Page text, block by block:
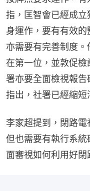
指，匡智會已經成
身運作，要有有效
亦需要有完善制度
在第一位，並敦促
署亦要全面檢視報
指出，社署已經縮短
李家超提到，閉路電
但也需要有執行系
面審視如何利用好閉